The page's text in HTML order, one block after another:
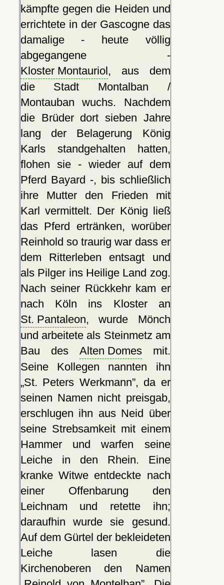
kämpfte gegen die Heiden und
errichtete in der Gascogne das
damalige - heute völlig
abgegangene -
Kloster Montauriol, aus dem
die Stadt Montalban /
Montauban wuchs. Nachdem
die Brüder dort sieben Jahre
lang der Belagerung König
Karls standgehalten hatten,
flohen sie - wieder auf dem
Pferd Bayard -, bis schließlich
ihre Mutter den Frieden mit
Karl vermittelt. Der König ließ
das Pferd ertränken, worüber
Reinhold so traurig war dass er
dem Ritterleben entsagt und
als Pilger ins Heilige Land zog.
Nach seiner Rückkehr kam er
nach Köln ins Kloster an
St. Pantaleon, wurde Mönch
und arbeitete als Steinmetz am
Bau des Alten Domesmit.
Seine Kollegen nannten ihn
St. Peters Werkmann , da er
seinen Namen nicht preisgab,
erschlugen ihn aus Neid über
seine Strebsamkeit mit einem
Hammer und warfen seine
Leiche in den Rhein. Eine
kranke Witwe entdeckte nach
einer Offenbarung den
Leichnam und retette ihn;
daraufhin wurde sie gesund.
Auf dem Gürtel der bekleideten
Leiche lasen die
Kirchenoberen den Namen